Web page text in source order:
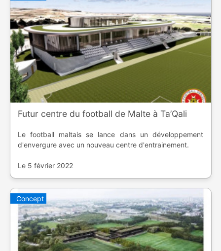
Futur centre du football de Malte à Ta’Qali
Le football maltais se lance dans un développement
d'envergure avec un nouveau centre d'entrainement.
Le 5 février 2022
Concept